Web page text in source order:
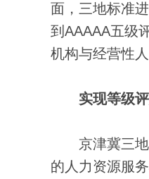
面，三地标准
到AAAAA五级
机构与经营性
实现等级
京津冀三地
的人力资源服